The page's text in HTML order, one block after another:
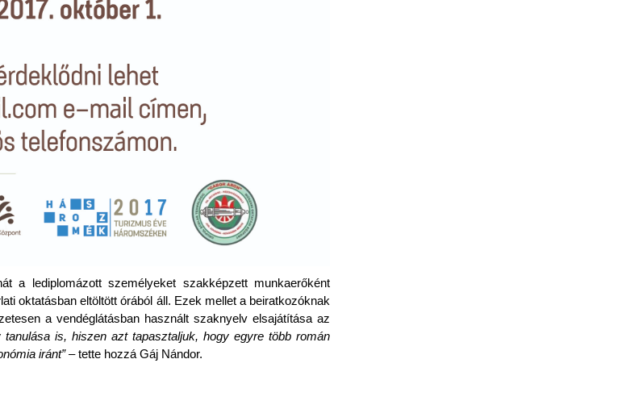
a lediplomázott személyeket szakképzett munkaerőként
oktatásban eltöltött órából áll. Ezek mellet a beiratkozóknak
a vendéglátásban használt szaknyelv elsajátítása az
is, hiszen azt tapasztaljuk, hogy egyre több román
iránt”– tette hozzá Gáj Nándor.